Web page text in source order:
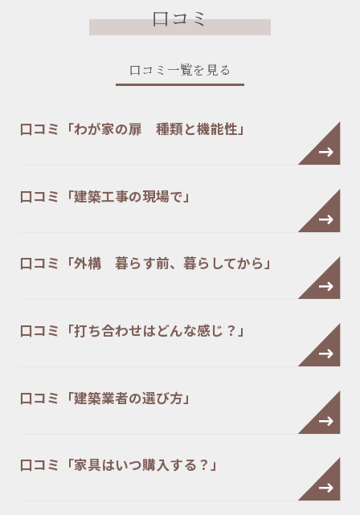
口コミ
口コミ一覧を見る
口コミ「わが家の扉 種類と機能性」
口コミ「建築工事の現場で」
口コミ「外構 暮らす前、暮らしてから」
口コミ「打ち合わせはどんな感じ？」
口コミ「建築業者の選び方」
口コミ「家具はいつ購入する？」